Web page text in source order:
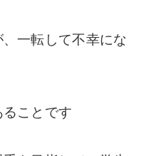
一転して不幸にな
ことです